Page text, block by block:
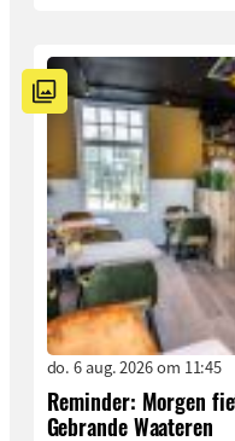
do. 6 aug. 2026 om 11:45
Reminder: Morgen
Gebrande Waateren